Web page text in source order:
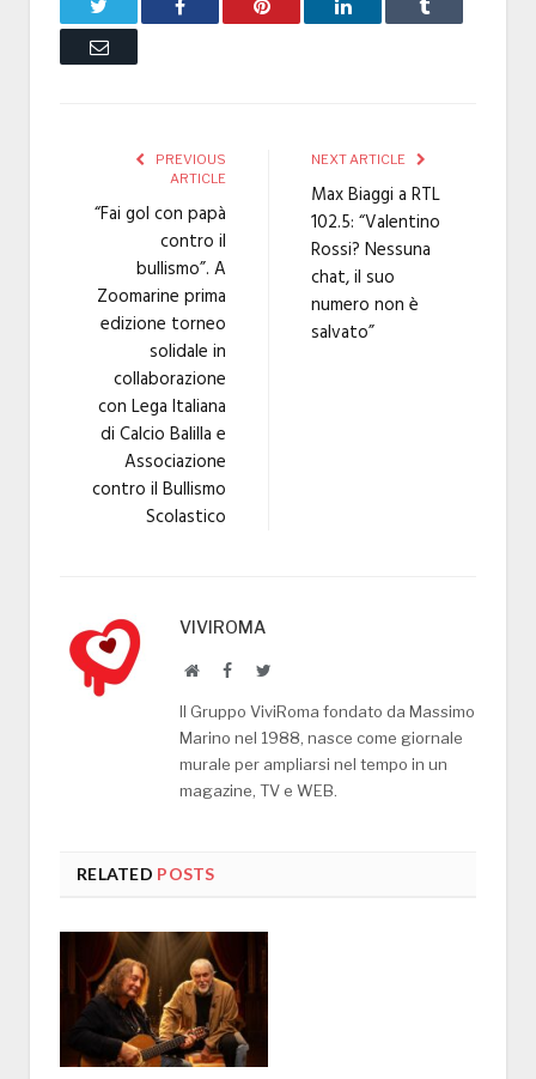
Facebook Pinterest LinkedIn Tumblr
Email
PREVIOUS
ARTICLE
“Fai gol con papà
contro il
bullismo”. A
Zoomarine prima
edizione torneo
solidale in
collaborazione
con Lega Italiana
di Calcio Balilla e
Associazione
contro il Bullismo
Scolastico
NEXT ARTICLE
Max Biaggi a RTL
102.5: “Valentino
Rossi? Nessuna
chat, il suo
numero non è
salvato”
VIVIROMA
WebsiteFacebookTwitter
Il Gruppo ViviRoma fondato da Massimo
Marino nel 1988, nasce come giornale
murale per ampliarsi nel tempo in un
magazine, TV e WEB.
RELATED POSTS